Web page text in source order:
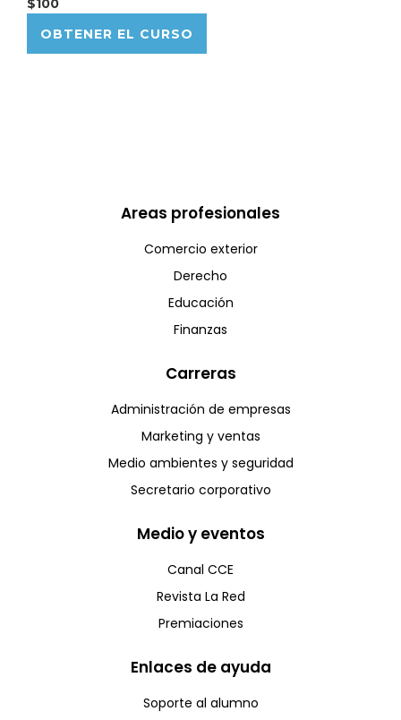
$100
OBTENER EL CURSO
Areas profesionales
Comercio exterior
Derecho
Educación
Finanzas
Carreras
Administración de empresas
Marketing y ventas
Medio ambientes y seguridad
Secretario corporativo
Medio y eventos
Canal CCE
Revista La Red
Premiaciones
Enlaces de ayuda
Soporte al alumno